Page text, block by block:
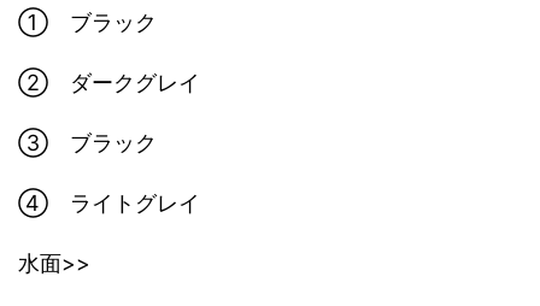
① ブラック
② ダークグレイ
③ ブラック
④ ライトグレイ
水面>>